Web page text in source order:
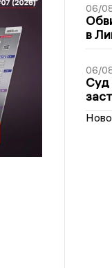
06/
в
06/
Суд